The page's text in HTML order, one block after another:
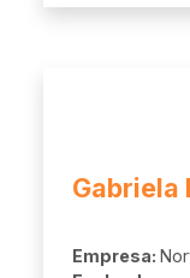
Gabriela
Empresa: